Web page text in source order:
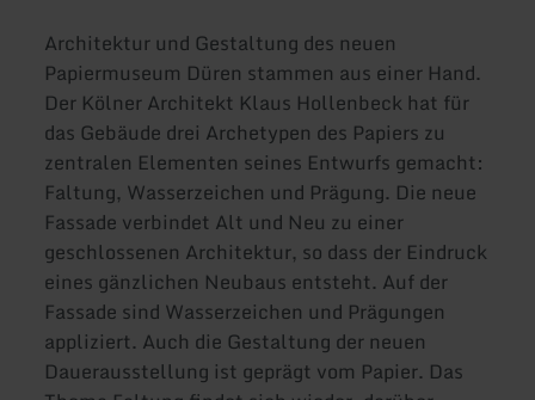
Architektur und Gestaltung des neuen
Papiermuseum Düren stammen aus einer Hand.
Der Kölner Architekt Klaus Hollenbeck hat für
das Gebäude drei Archetypen des Papiers zu
zentralen Elementen seines Entwurfs gemacht:
Faltung, Wasserzeichen und Prägung. Die neue
Fassade verbindet Alt und Neu zu einer
geschlossenen Architektur, so dass der Eindruck
eines gänzlichen Neubaus entsteht. Auf der
Fassade sind Wasserzeichen und Prägungen
appliziert. Auch die Gestaltung der neuen
Dauerausstellung ist geprägt vom Papier. Das